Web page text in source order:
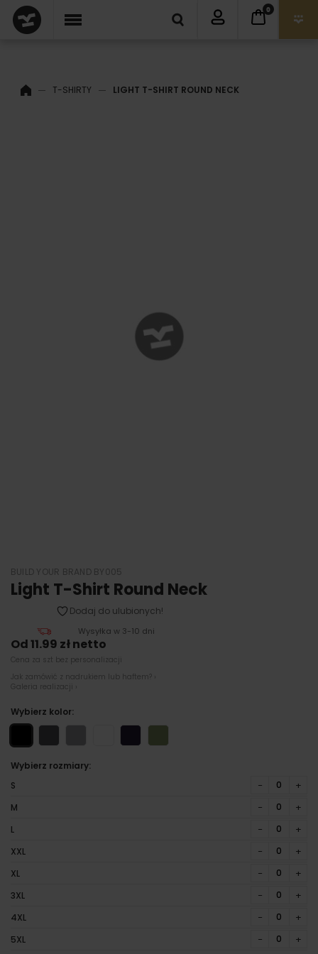
0
T-SHIRTY LIGHT T-SHIRT ROUND NECK
BUILD YOUR BRAND BY005
Light T-Shirt Round Neck
Dodaj do ulubionych!
Wysyłka w 3-10 dni
Od 11.99 zł netto
Cena za szt bez personalizacji
Jak zamówić z nadrukiem lub haftem? ›
Galeria realizacji ›
Wybierz kolor:
Wybierz rozmiary:
S
− +
M − +
L − +
XXL − +
XL − +
3XL − +
4XL − +
5XL − +